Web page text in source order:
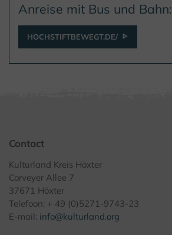
Anreise mit Bus und Bahn:
HOCHSTIFTBEWEGT.DE/
Contact
Kulturland Kreis Höxter
Corveyer Allee 7
37671 Höxter
Telefoon: + 49 (0)5271-9743-23
E-mail: info@kulturland.org